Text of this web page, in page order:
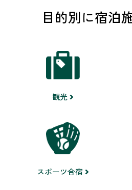
目的別に宿泊
観光
スポーツ合宿